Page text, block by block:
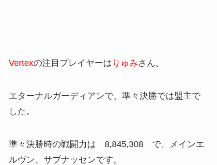
Vertexの注目プレイヤーは りゅみさん。
エターナルガーディアンで、準々決勝では盟主で
した。
準々決勝時の戦闘力は 8,845,308 で、メインエ
ルヴン、サブナッセンです。